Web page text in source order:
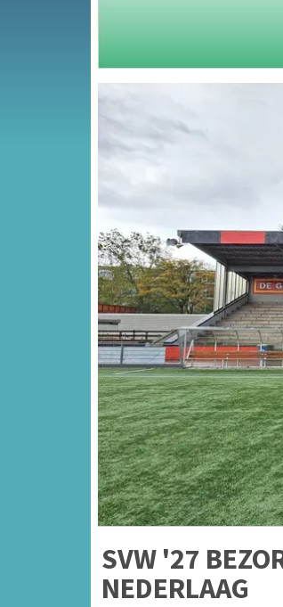
SVW '27
NEDERLAAG